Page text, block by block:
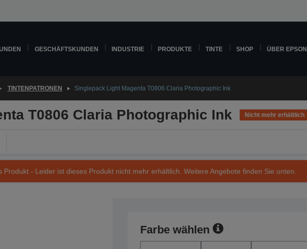
GESCHÄFTSKUNDEN INDUSTRIE PRODUKTE TINTE SHOP ÜBER EPSON
TINTENPATRONEN Singlepack Light Magenta T0806 Claria Photographic Ink
T0806 Claria Photographic Ink Nicht mehr erhältlich
Produkt - Leider ist dieses Produkt nicht mehr erhältlich. Weitere Angebote finden Sie unten.
Farbe wählen